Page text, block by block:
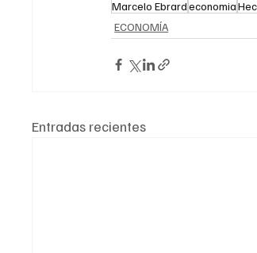
Marcelo Ebrardeconomia
ECONOMÍA
Entradas recientes